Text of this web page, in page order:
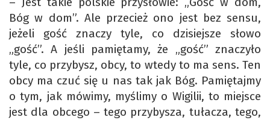
Bóg w dom”. Ale przecież ono jest bez sensu,
jeżeli gość znaczy tyle, co dzisiejsze słowo
„gość”. A jeśli pamiętamy, że „gość” znaczyło
tyle, co przybysz, obcy, to wtedy to ma sens. Ten
obcy ma czuć się u nas tak jak Bóg. Pamiętajmy
o tym, jak mówimy, myślimy o Wigilii, to miejsce
jest dla obcego – tego przybysza, tułacza, tego,